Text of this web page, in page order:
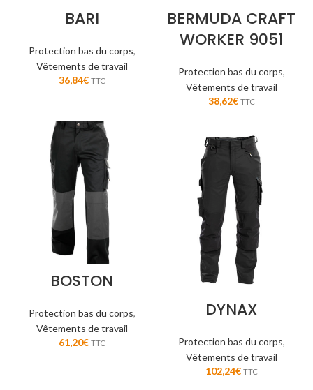
BARI
Protection bas du corps,
Vêtements de travail
36,84€ TTC
BERMUDA CRAFT
WORKER 9051
Protection bas du corps,
Vêtements de travail
38,62€ TTC
BOSTON
Protection bas du corps,
Vêtements de travail
61,20€ TTC
DYNAX
Protection bas du corps,
Vêtements de travail
102,24€ TTC